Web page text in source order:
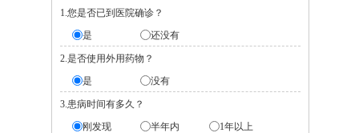
1.您是否已到医院确诊？
是
还没有
2.是否使用外用药物？
是
没有
3.患病时间有多久？
刚发现
半年内 1年以上